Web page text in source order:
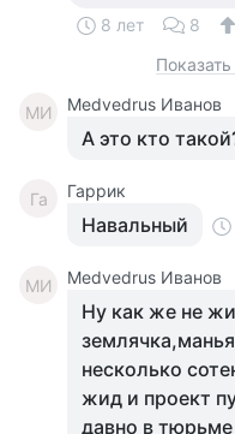
8 лет 8
MИ Medvedrus Иванов
А это кто
Га Гаррик
Навальный
MИ Medvedrus Иванов
Ну как же не
несколько
жид и проект
давно в тюрьме